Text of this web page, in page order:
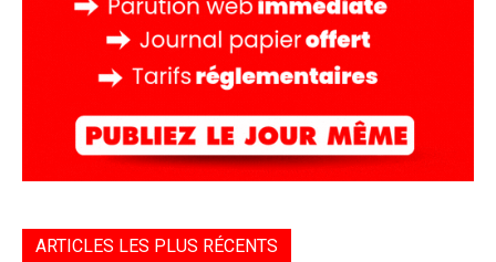
ARTICLES LES PLUS RÉCENTS